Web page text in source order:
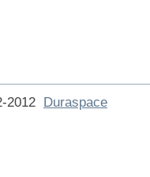
2012 Duraspace